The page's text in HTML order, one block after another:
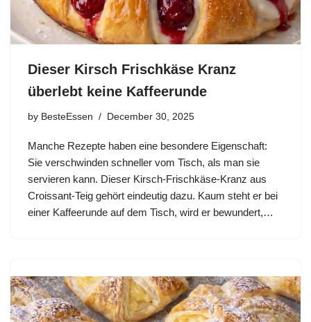
Dieser Kirsch Frischkäse Kranz
überlebt keine Kaffeerunde
by BesteEssen December 30, 2025
Manche Rezepte haben eine besondere Eigenschaft:
Sie verschwinden schneller vom Tisch, als man sie
servieren kann. Dieser Kirsch-Frischkäse-Kranz aus
Croissant-Teig gehört eindeutig dazu. Kaum steht er bei
einer Kaffeerunde auf dem Tisch, wird er bewundert,…